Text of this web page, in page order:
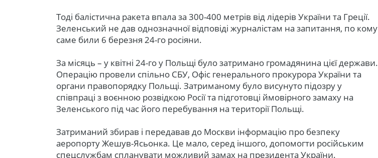
Тоді балістична ракета впала за 300-400 метрів від лідерів України та Греції.
Зеленський не дав однозначної відповіді журналістам на запитання, по кому
саме били 6 березня 24-го росіяни.
За місяць – у квітні 24-го у Польщі було затримано громадянина цієї держави.
Операцію провели спільно СБУ, Офіс генерального прокурора України та
органи правопорядку Польщі. Затриманому було висунуто підозру у
співпраці з воєнною розвідкою Росії та підготовці ймовірного замаху на
Зеленського під час його перебування на території Польщі.
Затриманий збирав і передавав до Москви інформацію про безпеку
аеропорту Жешув-Ясьонка. Це мало, серед іншого, допомогти російським
спецслужбам спланувати можливий замах на президента України.